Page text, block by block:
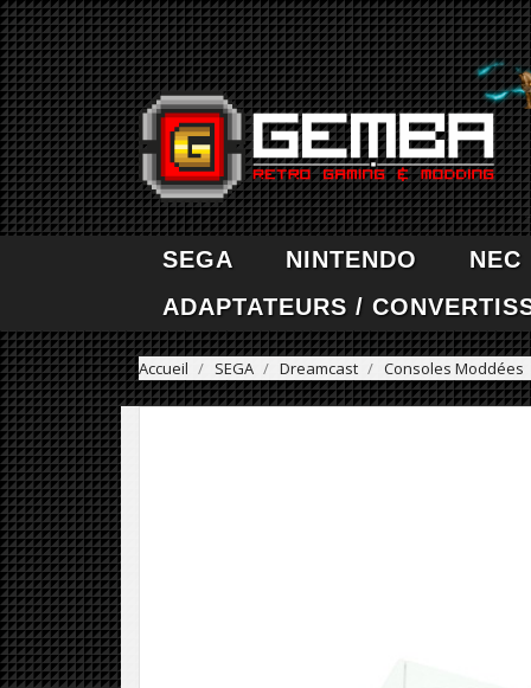
SEGA NINTENDO
NEC
ADAPTATEURS /
Accueil SEGA Dreamcast Consoles Moddées